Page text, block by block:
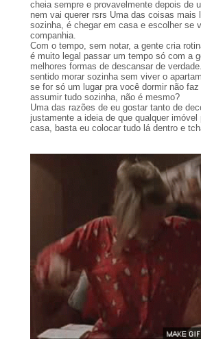
cheia sempre e provavelmente depois de
nem vai querer rsrs Uma das coisas mais
sozinha, é chegar em casa e escolher se
companhia.
Com o tempo, sem notar, a gente cria
é muito legal passar um tempo só com a
melhores formas de descansar de
sentido morar sozinha sem viver o
se for só um lugar pra você dormir não
assumir tudo sozinha, não é mesmo?
Uma das razões de eu gostar tanto de
justamente a ideia de que qualquer imóvel
casa, basta eu colocar tudo lá dentro e